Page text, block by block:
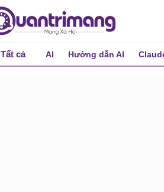
Tất cả AI Hướng dẫn AI